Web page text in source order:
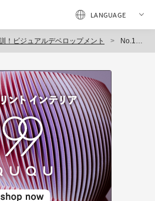
！ビジュアルデベロップメント No.16：イメージづくりに使うレイアウトコンポジション